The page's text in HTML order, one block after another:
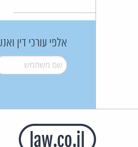
אלפי עורכי דין
שם משתמש*